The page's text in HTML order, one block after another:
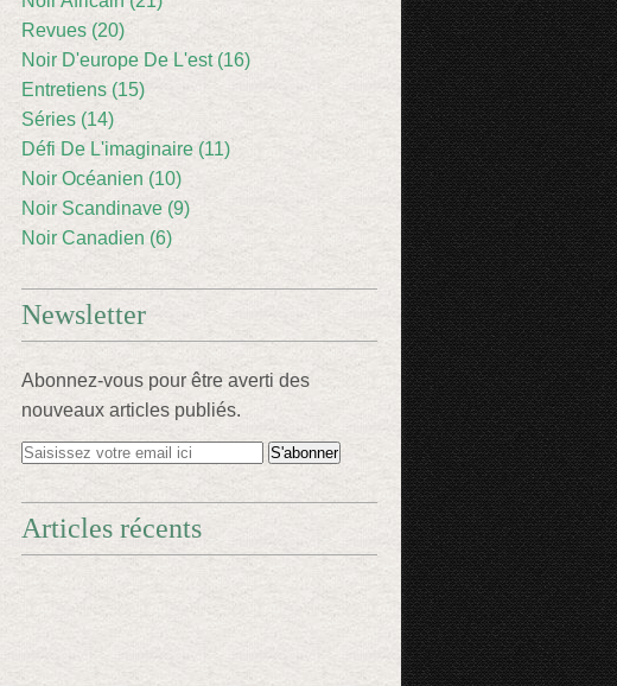
Revues (20)
Noir D'europe De L'est (16)
Entretiens (15)
Séries (14)
Défi De L'imaginaire (11)
Noir Océanien (10)
Noir Scandinave (9)
Noir Canadien (6)
Newsletter
Abonnez-vous pour être averti des
nouveaux articles publiés.
Articles récents